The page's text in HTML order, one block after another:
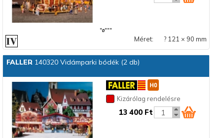
"ø"""
Méret: ? 121 × 90 mm
FALLER140320 Vidámparki bódék (2 db)
Kizárólag rendelésre
13 400 Ft